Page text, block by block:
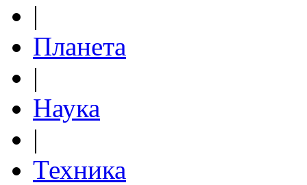
|
Планета
|
Наука
|
Техника